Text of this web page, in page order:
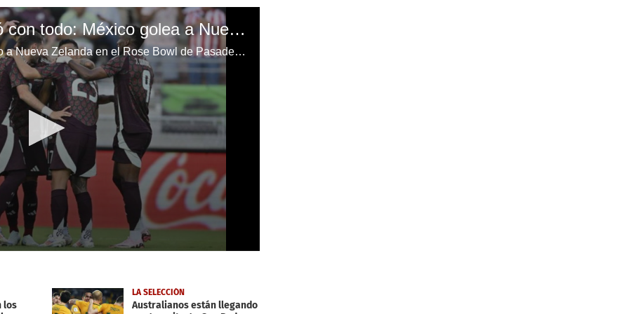
‘Vasco’ Aguirre debutó con todo: México golea a Nueva Zelanda en partido de preparación para el Mundial 2026
Javier Aguirre debutó aplastando a Nueva Zelanda en el Rose Bowl de Pasadena, California (EE.UU).
los
LA SELECCIÓN
Australianos están llegando